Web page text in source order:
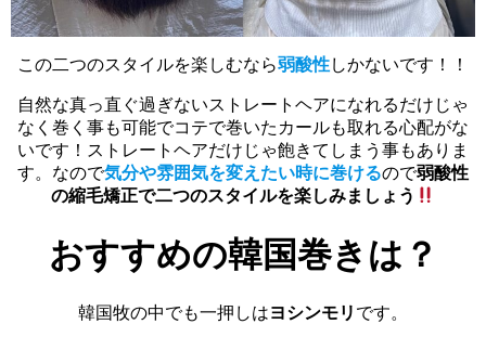
この二つのスタイルを楽しむなら弱酸性しかないです！！
自然な真っ直ぐ過ぎないストレートヘアになれるだけじゃ
なく巻く事も可能でコテで巻いたカールも取れる心配がな
いです！ストレートヘアだけじゃ飽きてしまう事もありま
す。なので気分や雰囲気を変えたい時に巻けるので弱酸性
の縮毛矯正で二つのスタイルを楽しみましょう
おすすめの韓国巻きは？
韓国牧の中でも一押しはヨシンモリ です。